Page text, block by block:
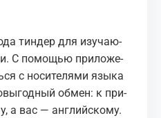
тин­дер для изу­ча­ю­
С по­мо­щью при­ло­же­
с но­си­те­ля­ми язы­ка
об­мен: к при­
а вас — ан­глий­ско­му.